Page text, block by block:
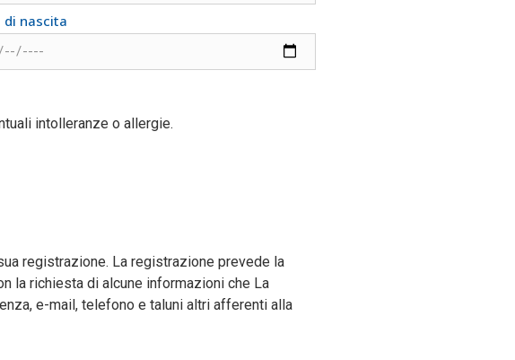
di nascita
intolleranze o allergie.
registrazione. La registrazione prevede la
la richiesta di alcune informazioni che La
e-mail, telefono e taluni altri afferenti alla